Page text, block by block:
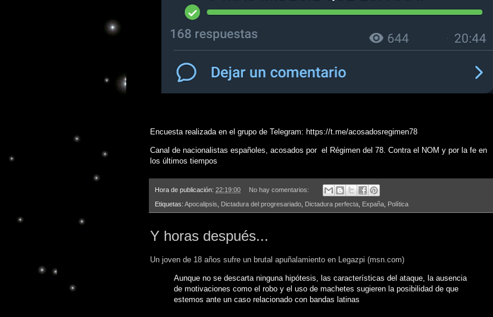
Encuesta realizada en el grupo de Telegram: https://t.me/acosadosregimen78
Canal de nacionalistas españoles, acosados por el Régimen del 78. Contra el NOM y por la fe en
los últimos tiempos
Hora de publicación: 22:19:00 No hay comentarios:
Etiquetas: Apocalipsis Dictadura del progresariado Dictadura perfecta Expaña Política
Y horas después...
Un joven de 18 años sufre un brutal apuñalamiento en Legazpi (msn.com)
Aunque no se descarta ninguna hipótesis, las características del ataque, la ausencia
de motivaciones como el robo y el uso de machetes sugieren la posibilidad de que
estemos ante un caso relacionado con bandas latinas